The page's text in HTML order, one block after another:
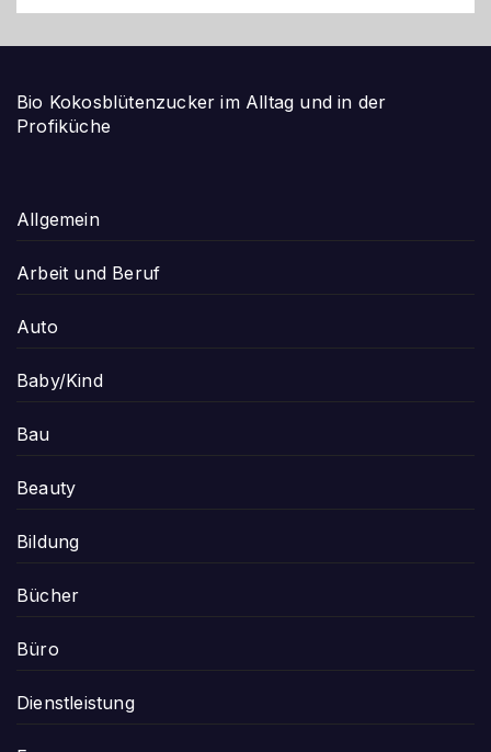
Bio Kokosblütenzucker im Alltag und in der
Profiküche
Allgemein
Arbeit und Beruf
Auto
Baby/Kind
Bau
Beauty
Bildung
Bücher
Büro
Dienstleistung